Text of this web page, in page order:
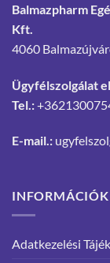
Balmazpharm
Kft.
4060
Ügyfélszolgálat
Tel.:
E-mail.:
INFORMÁCIÓK
Adatkezelési